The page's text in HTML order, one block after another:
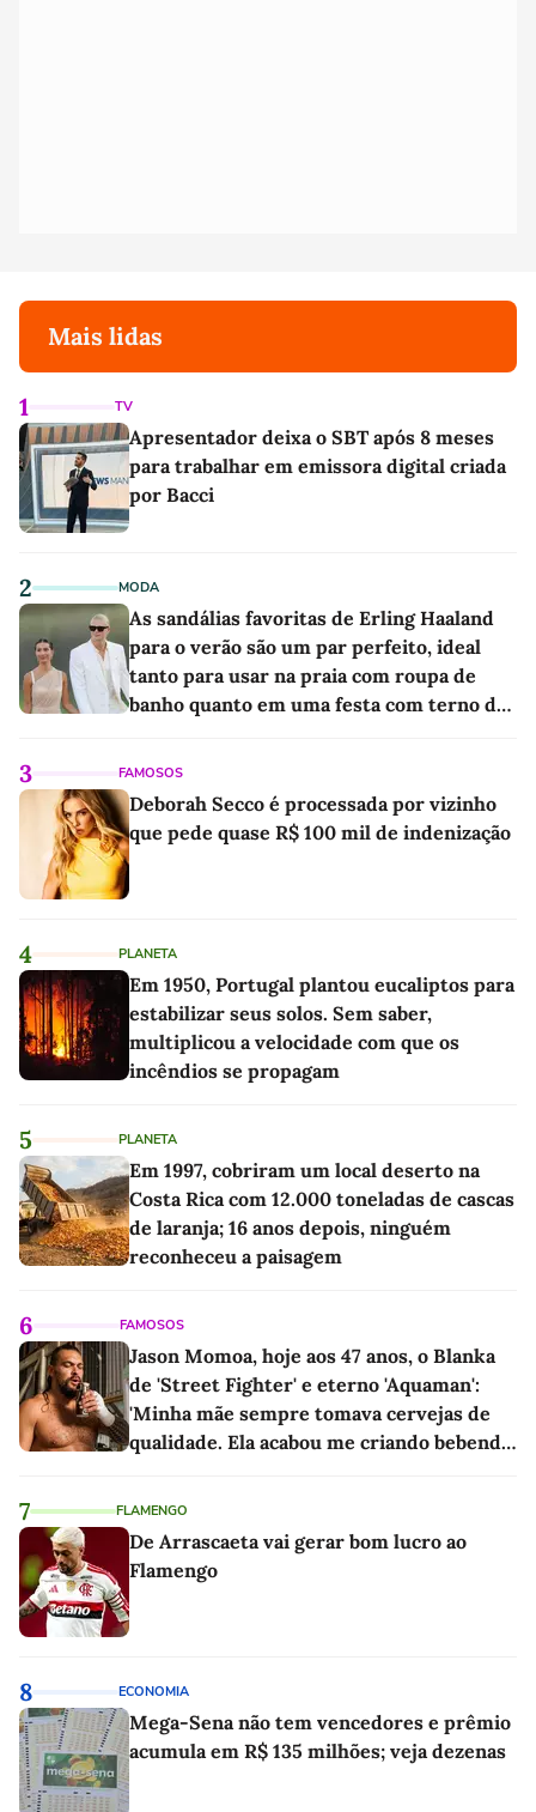
Mais lidas
1 TV
Apresentador deixa o SBT após 8 meses
para trabalhar em emissora digital criada
por Bacci
2 MODA
As sandálias favoritas de Erling Haaland
para o verão são um par perfeito, ideal
tanto para usar na praia com roupa de
banho quanto em uma festa com terno de
3 FAMOSOS
Deborah Secco é processada por vizinho
que pede quase R$ 100 mil de indenização
4 PLANETA
Em 1950, Portugal plantou eucaliptos para
estabilizar seus solos. Sem saber,
multiplicou a velocidade com que os
incêndios se propagam
5 PLANETA
Em 1997, cobriram um local deserto na
Costa Rica com 12.000 toneladas de cascas
de laranja; 16 anos depois, ninguém
reconheceu a paisagem
6 FAMOSOS
Jason Momoa, hoje aos 47 anos, o Blanka
de 'Street Fighter' e eterno 'Aquaman':
'Minha mãe sempre tomava cervejas de
qualidade. Ela acabou me criando bebendo
7 FLAMENGO
De Arrascaeta vai gerar bom lucro ao
Flamengo
8 ECONOMIA
Mega-Sena não tem vencedores e prêmio
acumula em R$ 135 milhões; veja dezenas